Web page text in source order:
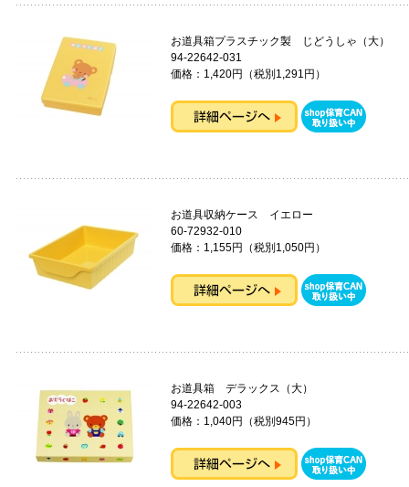
お道具箱プラスチック製 じどうしゃ（大）
94-22642-031
価格：1,420円（税別1,291円）
お道具収納ケース イエロー
60-72932-010
価格：1,155円（税別1,050円）
お道具箱 デラックス（大）
94-22642-003
価格：1,040円（税別945円）